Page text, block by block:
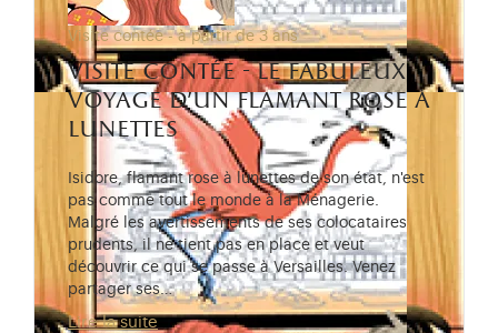
Visite contée - à partir de 3 ans
visite contée - le fabuleux
voyage d’un flamant rose à
lunettes
Isidore, flamant rose à lunettes de son état, n'est
pas comme tout le monde à la Ménagerie.
Malgré les avertissements de ses colocataires
prudents, il ne tient pas en place et veut
découvrir ce qui se passe à Versailles. Venez
partager ses…
Lire la suite